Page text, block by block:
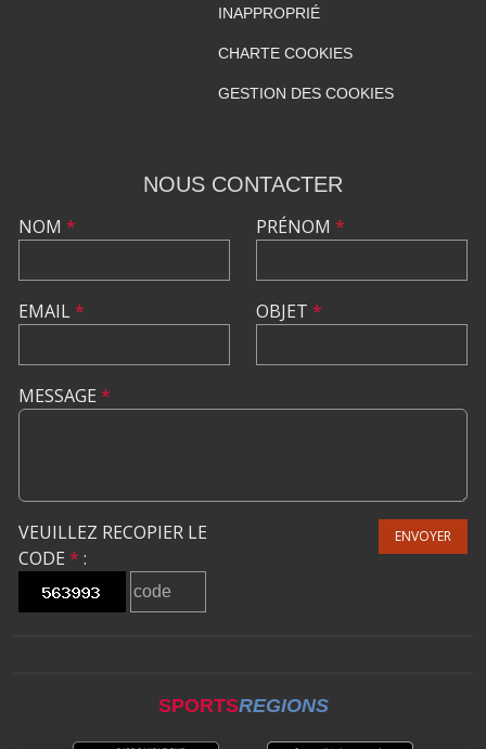
INAPPROPRIÉ
CHARTE COOKIES
GESTION DES COOKIES
NOUS CONTACTER
NOM *
EMAIL*
PRÉNOM *
OBJET *
MESSAGE *
VEUILLEZ RECOPIER LE
CODE * :
ENVOYER
SPORTSREGIONS